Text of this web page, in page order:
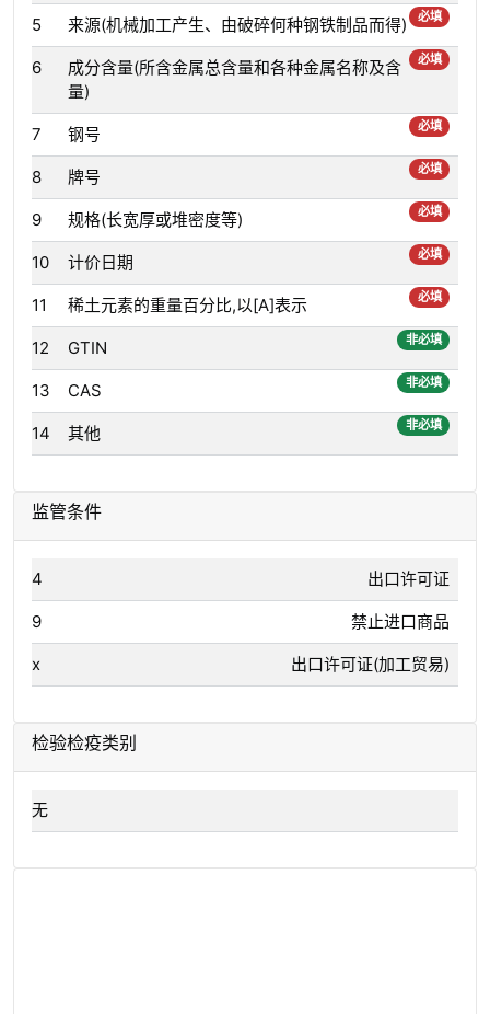
5 来源(机械加工产生、由破碎何种钢铁制品而得) 必填
6
成分含量(所含金属总含量和各种金属名称及含
量)
必填
7 钢号 必填
8 牌号 必填
9 规格(长宽厚或堆密度等) 必填
10 计价日期 必填
11 稀土元素的重量百分比,以[A]表示 必填
12 GTIN 非必填
13 CAS 非必填
14 其他 非必填
监管条件
4 出口许可证
9 禁止进口商品
x 出口许可证(加工贸易)
检验检疫类别
无